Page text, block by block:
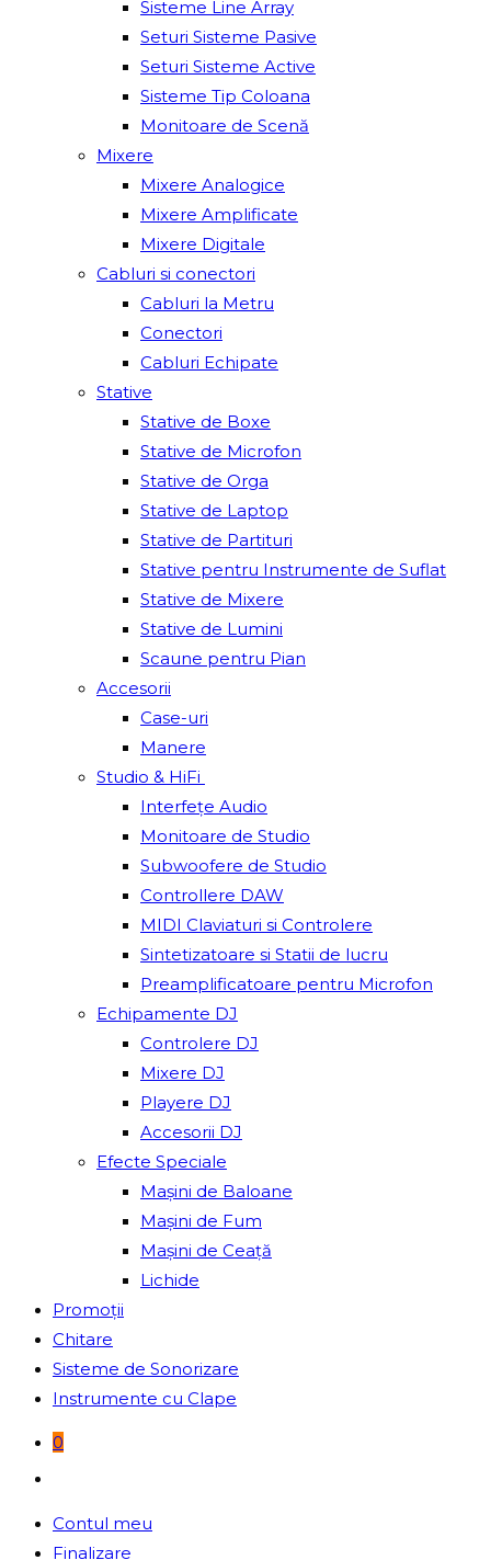
Sisteme Line Array
Seturi Sisteme Pasive
Seturi Sisteme Active
Sisteme Tip Coloana
Monitoare de Scenă
Mixere
Mixere Analogice
Mixere Amplificate
Mixere Digitale
Cabluri si conectori
Cabluri la Metru
Conectori
Cabluri Echipate
Stative
Stative de Boxe
Stative de Microfon
Stative de Orga
Stative de Laptop
Stative de Partituri
Stative pentru Instrumente de Suflat
Stative de Mixere
Stative de Lumini
Scaune pentru Pian
Accesorii
Case-uri
Manere
Studio & HiFi
Interfețe Audio
Monitoare de Studio
Subwoofere de Studio
Controllere DAW
MIDI Claviaturi si Controlere
Sintetizatoare si Statii de lucru
Preamplificatoare pentru Microfon
Echipamente DJ
Controlere DJ
Mixere DJ
Playere DJ
Accesorii DJ
Efecte Speciale
Mașini de Baloane
Mașini de Fum
Mașini de Ceață
Lichide
Promoții
Chitare
Sisteme de Sonorizare
Instrumente cu Clape
0
search
Contul meu
Finalizare